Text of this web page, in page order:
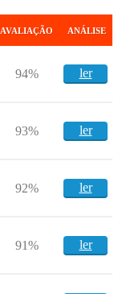
AVALIAÇÃO ANÁLISE
94% ler
93% ler
92% ler
91% ler